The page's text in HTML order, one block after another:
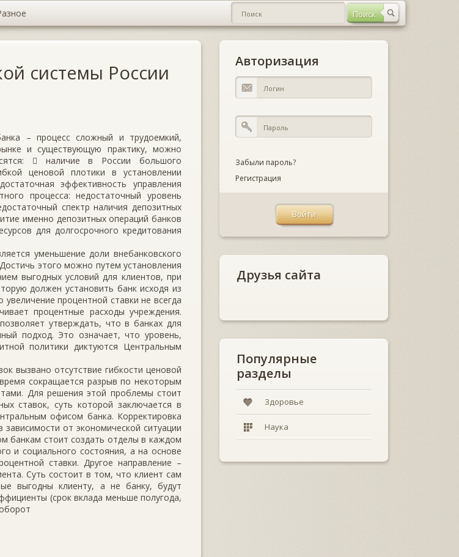
системы России
– процесс сложный и трудоемкий,
и существующую практику, можно
 наличие в России большого
ценовой плотики в установлении
эффективность управления
процесса: недостаточный уровень
спектр наличия депозитных
именно депозитных операций банков
для долгосрочного кредитования
уменьшение доли внебанковского
этого можно путем установления
выгодных условий для клиентов, при
должен установить банк исходя из
процентной ставки не всегда
процентные расходы учреждения.
утверждать, что в банках для
подход. Это означает, что уровень,
политики диктуются Центральным
вызвано отсутствие гибкости ценовой
сокращается разрыв по некоторым
Для решения этой проблемы стоит
ставок, суть которой заключается в
офисом банка. Корректировка
от экономической ситуации
банкам стоит создать отделы в каждом
и социального состояния, а на основе
ставки. Другое направление –
Суть состоит в том, что клиент сам
выгодны клиенту, а не банку, будут
(срок вклада меньше полугода,
Авторизация
Забыли пароль?
Регистрация
Друзья сайта
Популярные
разделы
Здоровье
Наука